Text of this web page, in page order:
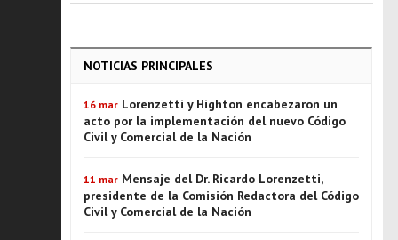
NOTICIAS PRINCIPALES
16 mar Lorenzetti y Highton encabezaron un
acto por la implementación del nuevo Código
Civil y Comercial de la Nación
11 mar Mensaje del Dr. Ricardo Lorenzetti,
presidente de la Comisión Redactora del Código
Civil y Comercial de la Nación